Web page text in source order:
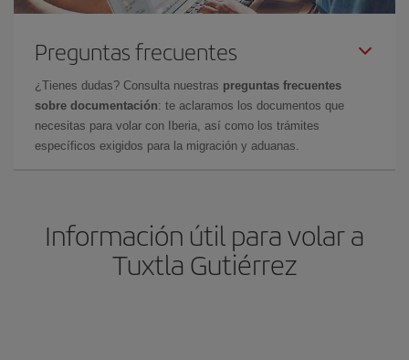
Preguntas frecuentes
¿Tienes dudas? Consulta nuestras preguntas frecuentes
sobre documentación: te aclaramos los documentos que
necesitas para volar con Iberia, así como los trámites
específicos exigidos para la migración y aduanas.
Información útil para volar a
Tuxtla Gutiérrez